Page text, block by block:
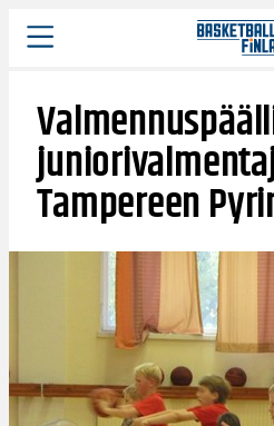
Siirry
sisältöön
Tampereen